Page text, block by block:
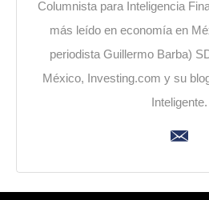
Columnista para Inteligencia
más leído en economía en
periodista Guillermo Barba)
México, Investing.com y su
Inteligente.